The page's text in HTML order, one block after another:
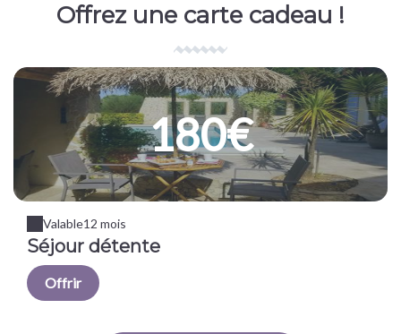
Offrez une carte cadeau !
180€
Valable12 mois
Séjour détente
Offrir